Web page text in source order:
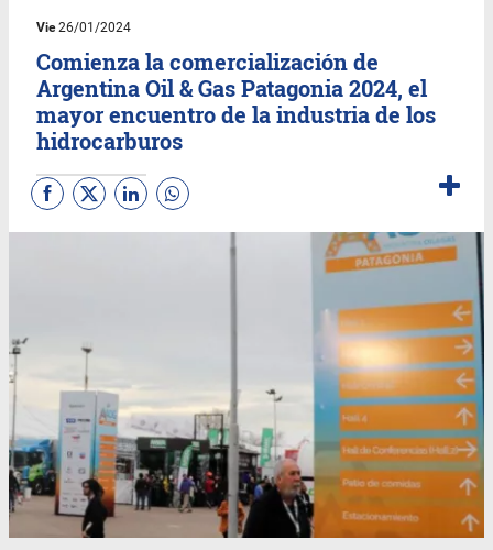
Vie26/01/2024
Comienza la comercialización de
Argentina Oil & Gas Patagonia 2024, el
mayor encuentro de la industria de los
hidrocarburos